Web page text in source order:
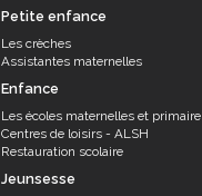
Petite enfance
Les crèches
Assistantes maternelles
Enfance
Les écoles maternelles et primaire
Centres de loisirs - ALSH
Restauration scolaire
Jeunsesse